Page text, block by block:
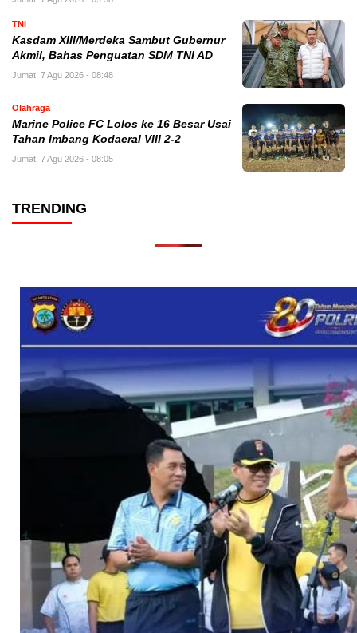
TNI
Kasdam XIII/Merdeka Sambut Gubernur
Akmil, Bahas Penguatan SDM TNI AD
Jumat, 7 Agu 2026 - 08:48
Olahraga
Marine Police FC Lolos ke 16 Besar Usai
Tahan Imbang Kodaeral VIII 2-2
Jumat, 7 Agu 2026 - 08:05
TRENDING